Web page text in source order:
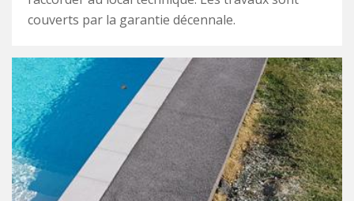
couverts par la garantie décennale.